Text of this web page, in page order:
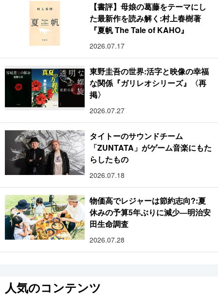
【書評】母娘の葛藤をテーマにし
た最新作を読み解く:村上春樹著
『夏帆 The Tale of KAHO』
2026.07.17
東野圭吾の世界:活字と映像の幸福
な関係『ガリレオシリーズ』〈再
掲〉
2026.07.27
タイトーのサウンドチーム
「ZUNTATA」がゲーム音楽にもた
らしたもの
2026.07.18
物価高でレジャーは節約志向?:夏
休みの予算5年ぶりに減少―明治安
田生命調査
2026.07.28
人気のコンテンツ